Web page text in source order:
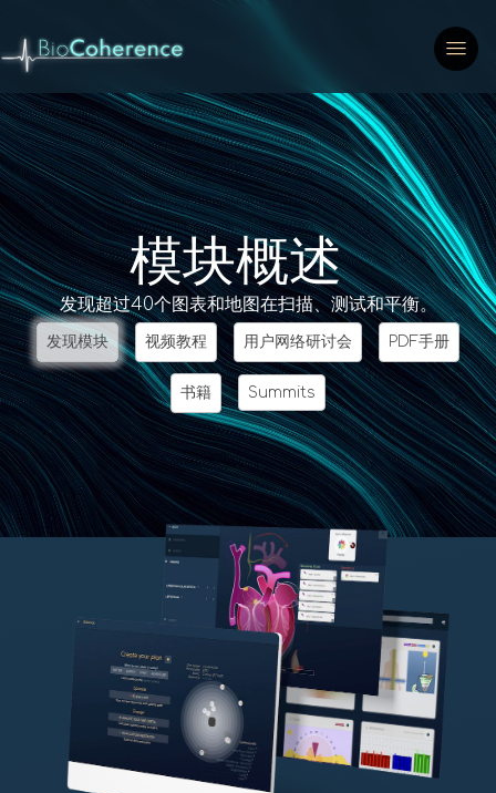
模块概述
发现超过40个图表和地图在扫描、测试和平衡。
发现模块 视频教程 用户网络研讨会 PDF手册
书籍 Summits